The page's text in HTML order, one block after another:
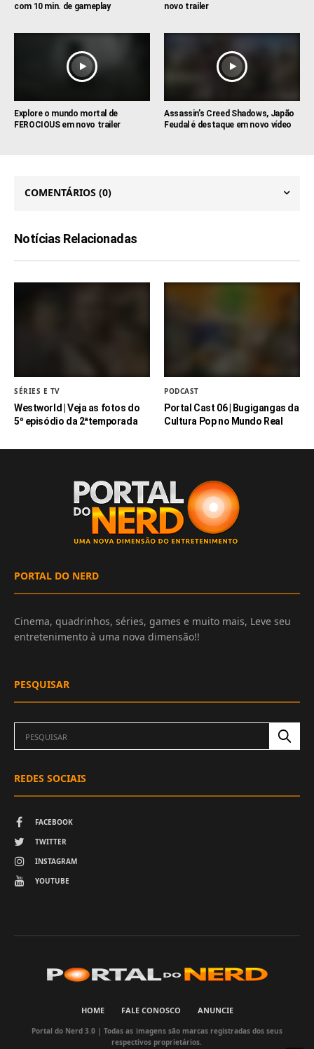
com 10 min. de gameplay
novo trailer
Explore o mundo mortal de
FEROCIOUS em novo trailer
Assassin’s Creed Shadows, Japão
Feudal é destaque em novo vídeo
COMENTÁRIOS (0)
Notícias Relacionadas
SÉRIES E TV
Westworld | Veja as fotos do
5º episódio da 2ªtemporada
PODCAST
Portal Cast 06 | Bugigangas da
Cultura Pop no Mundo Real
PORTAL DO NERD
Cinema, quadrinhos, séries, games e muito mais, Leve seu
entretenimento à uma nova dimensão!!
PESQUISAR
REDES SOCIAIS
FACEBOOK
TWITTER
INSTAGRAM
YOUTUBE
HOME FALE CONOSCO ANUNCIE
Portal do Nerd 3.0 | Todas as imagens são marcas registradas dos seus
respectivos proprietários.